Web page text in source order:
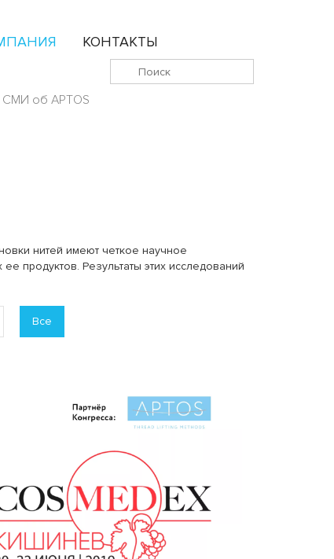
КОНТАКТЫ
СМИ об APTOS
нитей имеют четкое научное
продуктов. Результаты этих исследований
Все